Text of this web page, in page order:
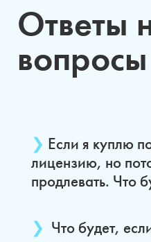
Ответы
вопросы
❯ Если я куплю
лицензию, но
продлевать. Что
Вы сможете
❯ Что будет,